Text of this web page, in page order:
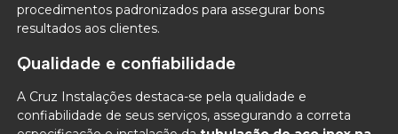
procedimentos padronizados para assegurar bons
resultados aos clientes.
Qualidade e confiabilidade
A Cruz Instalações destaca-se pela qualidade e
confiabilidade de seus serviços, assegurando a correta